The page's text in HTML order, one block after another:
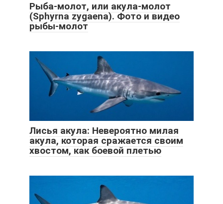
Рыба-молот, или акула-молот
(Sphyrna zygaena). Фото и видео
рыбы-молот
Лисья акула: Невероятно милая
акула, которая сражается своим
хвостом, как боевой плетью